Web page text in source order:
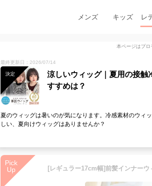
メンズ キッズ レ
本ページはプロ
最終更新日：2026/07/14
決定
涼しいウィッグ｜夏用の接触
すすめは？
夏のウィッグは暑いのが気になります。冷感素材のウィ
しい、夏向けウィッグはありませんか？
Pick
Up